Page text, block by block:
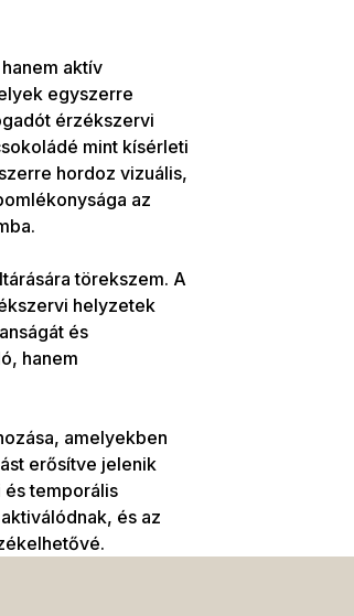
aktív
egyszerre
érzékszervi
mint kísérleti
hordoz vizuális,
az
törekszem. A
helyzetek
és
hanem
amelyekben
erősítve jelenik
temporális
és az